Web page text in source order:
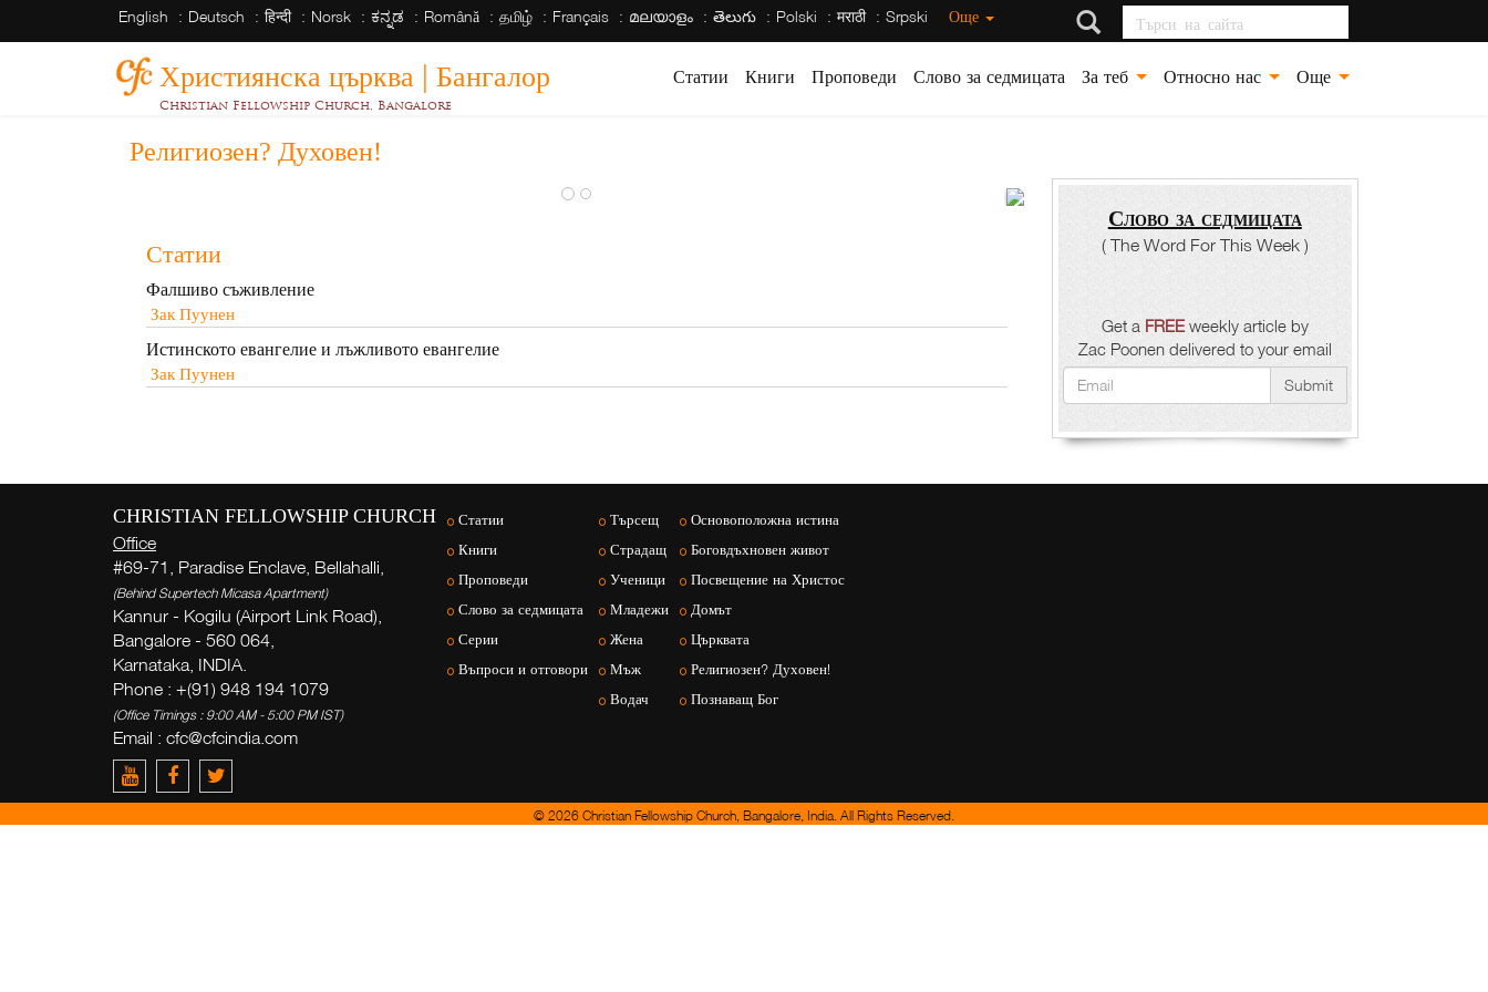
English Deutsch हिन्दी Norsk ಕನ್ನಡ Română தமிழ் Français മലയാളം తెలుగు Polski मराठी Srpski Още Търси на сайта
Християнска църква | Бангалор
Christian Fellowship Church, Bangalore
Статии Книги Проповеди Слово за седмицата За теб Относно нас Още
Религиозен? Духовен!
Фалшиво
Статии
Фалшиво съживление
Зак Пуунен
Истинското евангелие и лъжливото евангелие
Зак Пуунен
Слово за седмицата
( The Word For This Week )
Get a FREEweekly article by
Zac Poonen delivered to your email
Submit
CHRISTIAN FELLOWSHIP CHURCH
Office
#69-71, Paradise Enclave, Bellahalli,
(Behind Supertech Micasa Apartment)
Kannur - Kogilu (Airport Link Road),
Bangalore - 560 064,
Karnataka, INDIA.
Phone : +(91) 948 194 1079
(Office Timings : 9:00 AM - 5:00 PM IST)
Email : cfc@cfcindia.com
Статии
Книги
Проповеди
Слово за седмицата
Серии
Въпроси и отговори
Търсещ
Страдащ
Ученици
Младежи
Жена
Мъж
Водач
Основоположна истина
Боговдъхновен живот
Посвещение на Христос
Домът
Църквата
Религиозен? Духовен!
Познаващ Бог
© 2026 Christian Fellowship Church, Bangalore, India. All Rights Reserved.